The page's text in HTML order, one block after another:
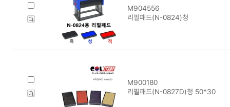
M904556
리필패드(N-0824)청
M900180
리필패드(N-0827D)청 50*30